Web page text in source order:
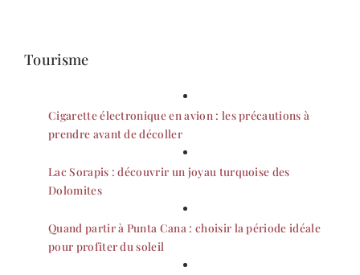
Tourisme
Cigarette électronique en avion : les précautions à
prendre avant de décoller
Lac Sorapis : découvrir un joyau turquoise des
Dolomites
Quand partir à Punta Cana : choisir la période idéale
pour profiter du soleil